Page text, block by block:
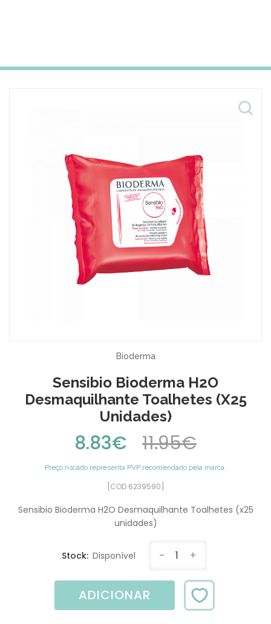
Bioderma
Sensibio Bioderma H2O
Desmaquilhante Toalhetes (x25
Unidades)
8.83€ 11.95€
Preço riscado representa PVP recomendado pela marca.
[COD 6239590]
Sensibio Bioderma H2O Desmaquilhante Toalhetes (x25
unidades)
Stock: Disponível - 1 +
ADICIONAR